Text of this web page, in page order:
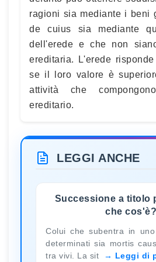
ragioni sia mediante i beni
de cuius sia mediante
dell'erede e che non
ereditaria. L'erede
se il loro valore è
attività che
ereditario.
LEGGI ANCHE
Successione a titolo
che cos'è?
Colui che subentra in
determinati sia mortis
tra vivi. La sit
Leggi di